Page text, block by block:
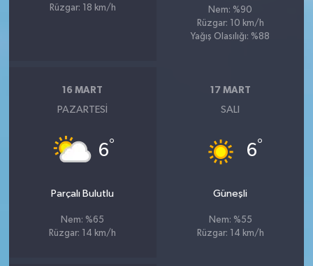
Rüzgar: 18 km/h
Nem: %90
Rüzgar: 10 km/h
Yağış Olasılığı: %88
16 MART
PAZARTESI
6°
Parçalı Bulutlu
Nem: %65
Rüzgar: 14 km/h
17 MART
SALI
6°
Güneşli
Nem: %55
Rüzgar: 14 km/h